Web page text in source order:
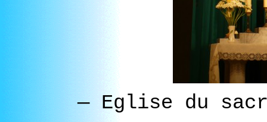
—Eglise du